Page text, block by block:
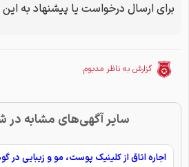
برای ارسال درخواست یا پیشنهاد به این
گزارش به ناظر مدبوم
سایر آگهی‌های مشابه در
اجاره اتاق از کلینیک پوست، مو و زیبایی در